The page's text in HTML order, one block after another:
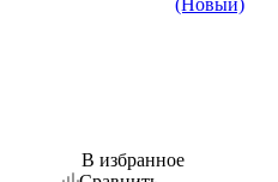
В избранное